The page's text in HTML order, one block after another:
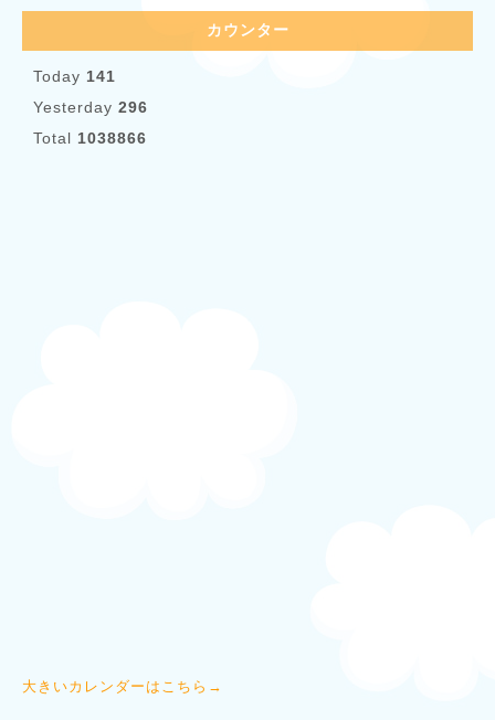
カウンター
Today 141
Yesterday 296
Total 1038866
大きいカレンダーはこちら→